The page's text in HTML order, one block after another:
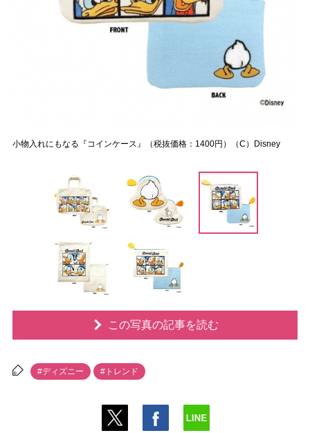
小物入れにもなる『コインケース』（税抜価格：1400円）（C）Disney
この写真の記事を読む
#ディズニー #トレンド